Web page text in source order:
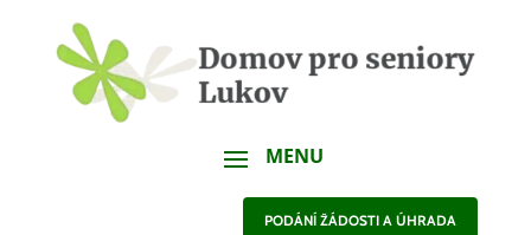
PODÁNÍ ŽÁDOSTI A ÚHRADA